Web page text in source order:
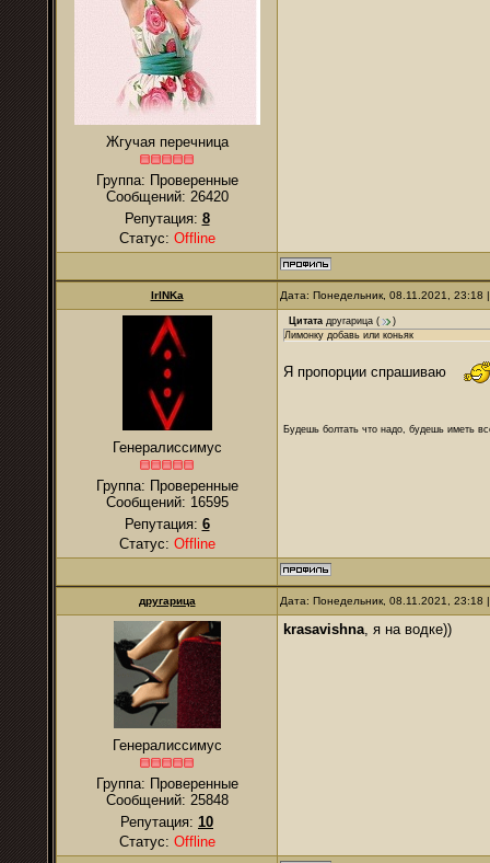
Жгучая перечница
Группа: Проверенные
Сообщений: 26420
Репутация: 8
Статус: Offline
IrINKa Дата: Понедельник, 08.11.2021,
Генералиссимус
Группа: Проверенные
Сообщений: 16595
Репутация: 6
Статус: Offline
Цитата другарица (
)
Лимонку добавь или коньяк
Я пропорции спрашиваю
Будешь болтать что надо, будешь иметь
другарица Дата: Понедельник, 08.11.2021,
Генералиссимус
Группа: Проверенные
Сообщений: 25848
Репутация: 10
Статус: Offline
krasavishna, я на водке))